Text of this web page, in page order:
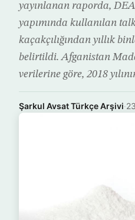
yayınlanan raporda,
yapımında kullanılan
kaçakçılığından yıllık
belirtildi. Afganistan
verilerine göre, 2018
Şarkul Avsat Türkçe Arşivi·